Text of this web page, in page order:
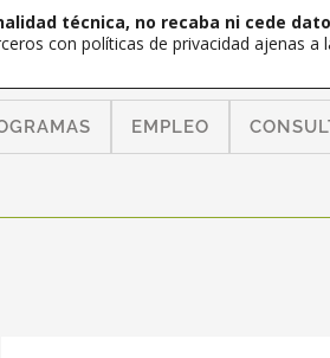
EMPLEO
técnica, no recaba ni cede
con políticas de privacidad ajenas